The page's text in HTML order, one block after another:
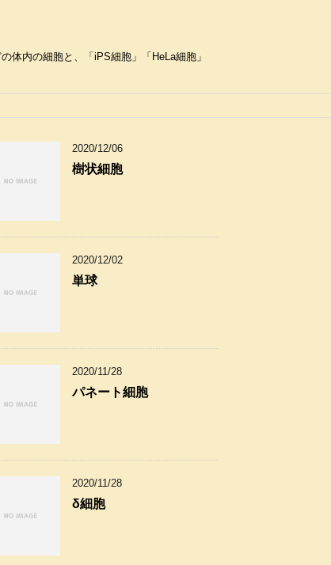
体内の細胞と、「iPS細胞」「HeLa細胞」
2020/12/06
樹状細胞
2020/12/02
単球
2020/11/28
パネート細胞
2020/11/28
δ細胞